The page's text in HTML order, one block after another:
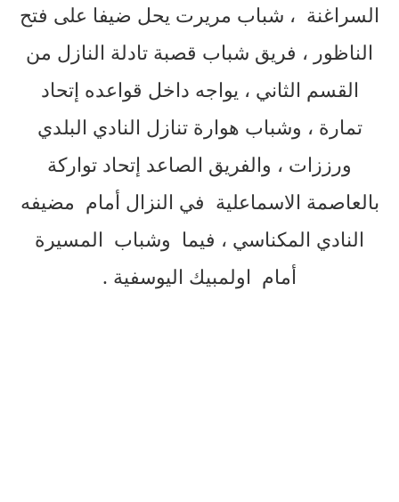
السراغنة ، شباب مريرت يحل ضيفا على فتح
الناظور ، فريق شباب قصبة تادلة النازل من
القسم الثاني ، يواجه داخل قواعده إتحاد
تمارة ، وشباب هوارة تنازل النادي البلدي
ورززات ، والفريق الصاعد إتحاد تواركة
بالعاصمة الاسماعلية في النزال أمام مضيفه
النادي المكناسي ، فيما وشباب المسيرة
أمام اولمبيك اليوسفية .